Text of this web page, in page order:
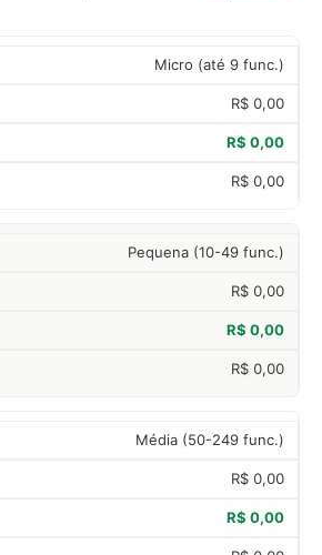
Micro (até 9 func.)
R$ 0,00
R$ 0,00
R$ 0,00
Pequena (10-49 func.)
R$ 0,00
R$ 0,00
R$ 0,00
Média (50-249 func.)
R$ 0,00
R$ 0,00